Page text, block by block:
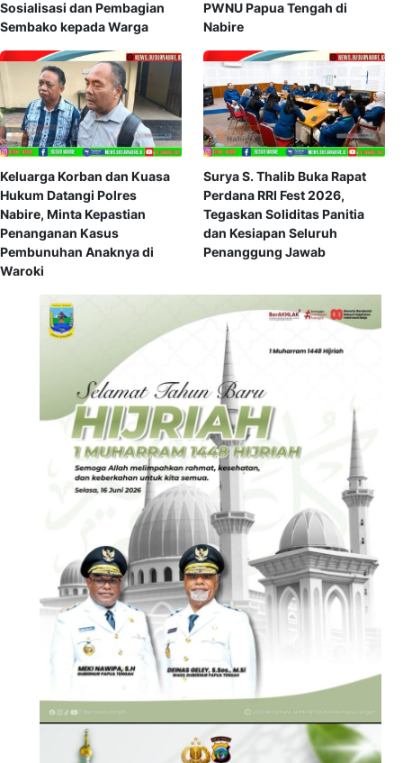
Sosialisasi dan Pembagian
Sembako kepada Warga
PWNU Papua Tengah di
Nabire
Keluarga Korban dan Kuasa
Hukum Datangi Polres
Nabire, Minta Kepastian
Penanganan Kasus
Pembunuhan Anaknya di
Waroki
Surya S. Thalib Buka Rapat
Perdana RRI Fest 2026,
Tegaskan Soliditas Panitia
dan Kesiapan Seluruh
Penanggung Jawab